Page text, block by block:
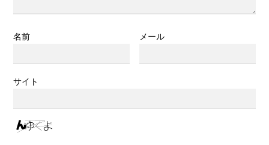
名前 メール
サイト